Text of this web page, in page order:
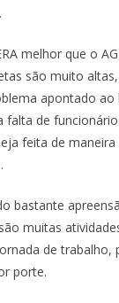
melhor que o
são muito
apontado ao
falta de
feita de maneira
bastante
muitas
de trabalho,
porte.